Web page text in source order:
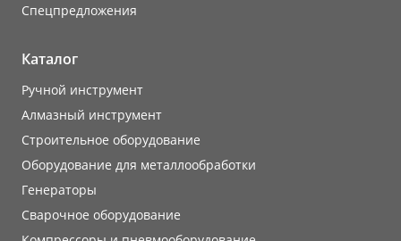
Cпецпредложения
Каталог
Ручной инструмент
Алмазный инструмент
Строительное оборудование
Оборудование для металлообработки
Генераторы
Сварочное оборудование